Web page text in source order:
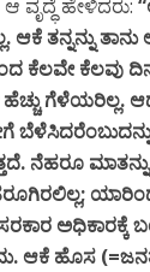
ವೃದ್ಧೆ ಹೇಳಿದರು:
ಆಕೆ ತನ್ನನ್ನು
ಕೆಲವೇ ಕೆಲವು
ಗೆಳೆಯರಿಲ್ಲ.
ನೆಹರೂ ಮಾತನ್ನು
ಅಧಿಕಾರಕ್ಕೆ
ಆಕೆ ಹೊಸ